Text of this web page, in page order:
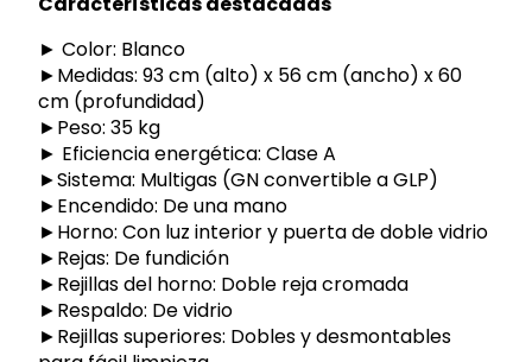
► Color: Blanco
►Medidas: 93 cm (alto) x 56 cm (ancho) x 60
cm (profundidad)
►Peso: 35 kg
► Eficiencia energética: Clase A
►Sistema: Multigas (GN convertible a GLP)
►Encendido: De una mano
►Horno: Con luz interior y puerta de doble vidrio
►Rejas: De fundición
►Rejillas del horno: Doble reja cromada
►Respaldo: De vidrio
►Rejillas superiores: Dobles y desmontables